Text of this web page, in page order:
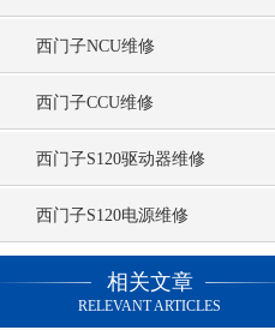
西门子NCU维修
西门子CCU维修
西门子S120驱动器维修
西门子S120电源维修
相关文章
RELEVANT ARTICLES